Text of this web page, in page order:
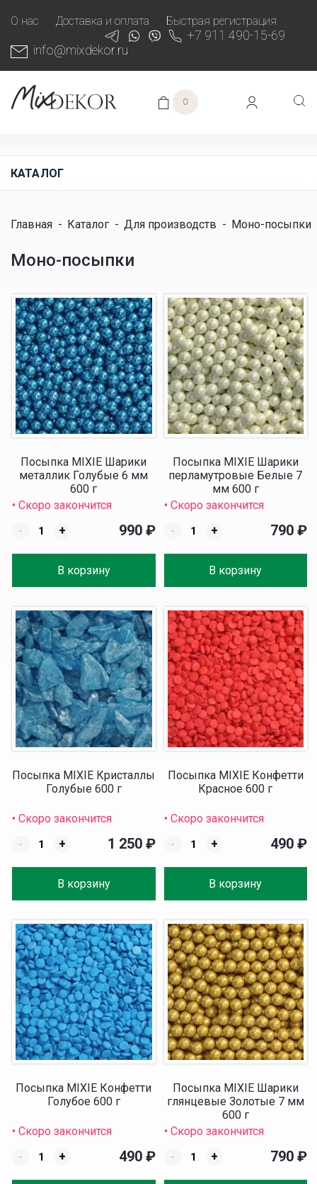
О нас Доставка и оплата Быстрая регистрация
+7 911 490-15-69
info@mixdekor.ru
0
КАТАЛОГ
Главная - Каталог - Для производств - Моно-посыпки
Моно-посыпки
Посыпка MIXIE Шарики
металлик Голубые 6 мм
600 г
• Скоро закончится
-
+
В корзину
990 ₽
Посыпка MIXIE Шарики
перламутровые Белые 7
мм 600 г
• Скоро закончится
-
+
В корзину
790 ₽
Посыпка MIXIE Кристаллы
Голубые 600 г
• Скоро закончится
-
+
В корзину
1 250 ₽
Посыпка MIXIE Конфетти
Красное 600 г
• Скоро закончится
-
+
В корзину
490 ₽
Посыпка MIXIE Конфетти
Голубое 600 г
• Скоро закончится
-
+ 490 ₽
Посыпка MIXIE Шарики
глянцевые Золотые 7 мм
600 г
• Скоро закончится
-
+ 790 ₽